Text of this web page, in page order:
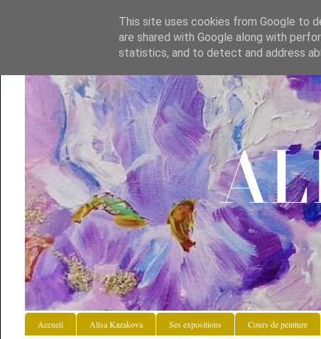
Accueil Alisa Kazakova Ses expositions Cours de peinture
This site uses cookies from Google to
are shared with Google along with
statistics, and to detect and address